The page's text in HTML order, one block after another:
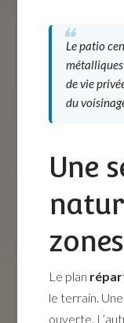
Le patio
de vie
du
Une
Le plan
le terrain.
ouverte.